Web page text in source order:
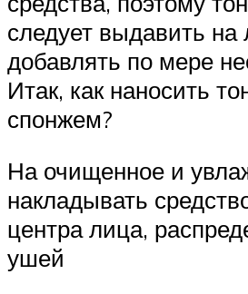
следует выдавить на
добавлять по мере
Итак, как наносить
спонжем?
На очищенное и
накладывать
центра лица,
ушей